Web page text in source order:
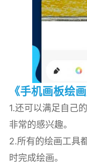
《手机画板绘
1.还可以满足自己
非常的感兴趣。
2.所有的绘画工具
时完成绘画。